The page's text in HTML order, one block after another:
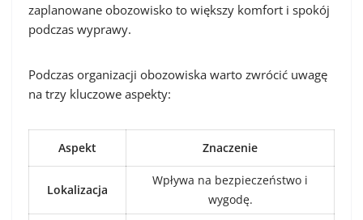
zaplanowane obozowisko to większy komfort i spokój
podczas wyprawy.
Podczas organizacji obozowiska warto zwrócić uwagę
na trzy kluczowe aspekty:
Aspekt Znaczenie
Lokalizacja
Wpływa na bezpieczeństwo i
wygodę.